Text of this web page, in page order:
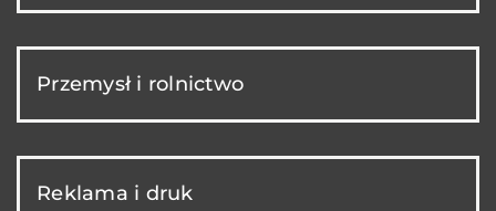
Przemysł i rolnictwo
Reklama i druk